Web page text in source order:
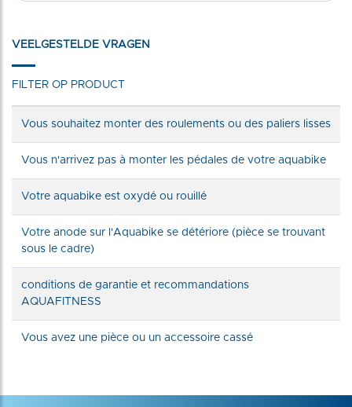
VEELGESTELDE VRAGEN
FILTER OP PRODUCT
Vous souhaitez monter des roulements ou des paliers lisses
Vous n'arrivez pas à monter les pédales de votre aquabike
Votre aquabike est oxydé ou rouillé
Votre anode sur l'Aquabike se détériore (pièce se trouvant
sous le cadre)
conditions de garantie et recommandations
AQUAFITNESS
Vous avez une pièce ou un accessoire cassé